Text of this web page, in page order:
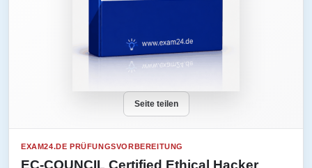
Seite teilen
EXAM24.DE PRÜFUNGSVORBEREITUNG
EC-COUNCIL Certified Ethical Hacker